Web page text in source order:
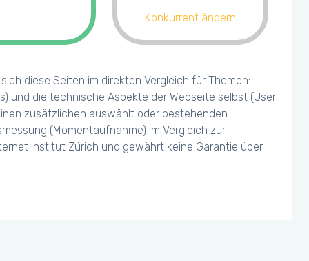
Konkurrent ändern
diese Seiten im direkten Vergleich für Themen:
und die technische Aspekte der Webseite selbst (User
zusätzlichen auswählt oder bestehenden
(Momentaufnahme) im Vergleich zur
Institut Zürich und gewährt keine Garantie über